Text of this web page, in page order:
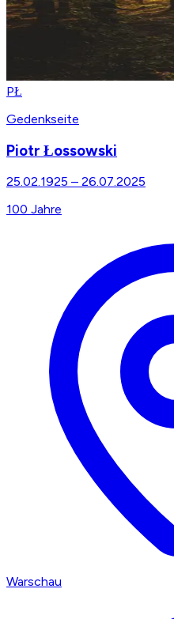
PŁ
Gedenkseite
Piotr Łossowski
25.02.1925 – 26.07.2025
100 Jahre
Warschau